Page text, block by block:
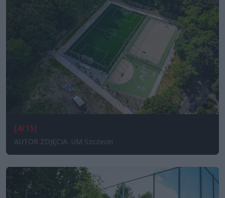
[4/15]
AUTOR ZDJĘCIA: UM Szczecin